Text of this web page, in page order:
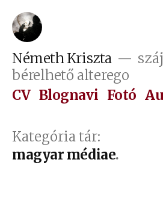
Tartalomhoz
Németh Kriszta
bérelhető alterego
CV Blognavi Fotó
Kategória tár:
magyar médiae